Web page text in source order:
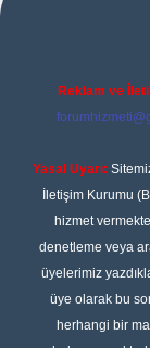
Reklam ve
Yasal Uyarı:
İletişim Kurumu
hizmet
denetleme veya
üyelerimiz
üye olarak bu
herhangi bir